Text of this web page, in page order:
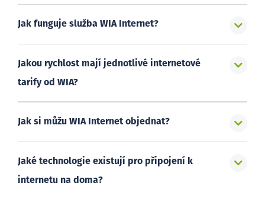
Jak funguje služba WIA Internet?
Jakou rychlost mají jednotlivé internetové
tarify od WIA?
Jak si můžu WIA Internet objednat?
Jaké technologie existují pro připojení k
internetu na doma?